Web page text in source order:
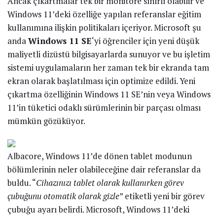
Windows 11’deki özelliğe yapılan referanslar eğitim
kullanımına ilişkin politikaları içeriyor. Microsoft şu
andaWindows 11 SE‘yi öğrenciler için yeni düşük
maliyetli dizüstü bilgisayarlarda sunuyor ve bu işletim
sistemi uygulamaların her zaman tek bir ekranda tam
ekran olarak başlatılması için optimize edildi. Yeni
çıkartma özelliğinin Windows 11 SE’nin veya Windows
11’in tüketici odaklı sürümlerinin bir parçası olması
mümkün gözüküyor.
Albacore, Windows 11’de dönen tablet modunun
bölümlerinin neler olabileceğine dair referanslar da
buldu. “Cihazınızı tablet olarak kullanırken görev
çubuğunu otomatik olarak gizle” etiketli yeni bir görev
çubuğu ayarı belirdi. Microsoft, Windows 11’deki